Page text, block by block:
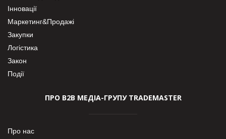
Інновації
Маркетинг&Продажі
Закупки
Логістика
Закон
Події
ПРО В2В МЕДІА-ГРУПУ TRADEMASTER
Про нас